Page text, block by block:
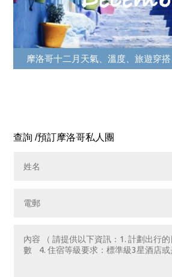
摩洛哥十二月天氣、溫度、旅遊穿
查詢 /預訂摩洛哥私人團